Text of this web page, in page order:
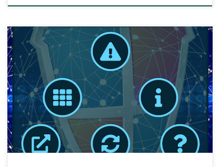
Voici une activité qui invite les élèves à participer à un jeu
pédagogique numérique, mixte et immersif, pour connaître
les règles en matière d’hygiène et de cybersécurité tout en
découvrant l’histoire des femmes scientifiques ayant
contribué au développement de l’informatique : Grace
Hopper, Ada Lovelace, Joan Clarke, Dorothy Vaughan,
Aurélie […]